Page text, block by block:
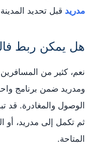
مدريد قبل تحديد
هل يمكن ربط
نعم، كثير من
ومدريد ضمن برنامج
الوصول والمغادرة. قد
ثم تكمل إلى مدريد،
المتاحة.